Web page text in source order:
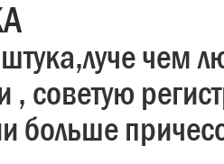
чем
, советую
больше